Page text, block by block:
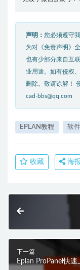
声明： 您必须遵守
为对《免责声明》
也有少部分来自互
业用途。如有侵权
删除。敬请谅解！
cad-bbs@qq.com
EPLAN教程 软
收藏 海
下一篇
Eplan ProPanel快速